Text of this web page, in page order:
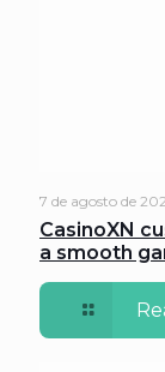
7 de agosto de
CasinoXN
a smooth